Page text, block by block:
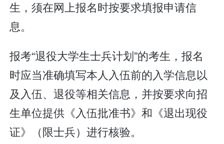
生，须在网上报名时按要求填报申请信
息。
报考“退役大学生士兵计划”的考生，报名
时应当准确填写本人入伍前的入学信息以
及入伍、退役等相关信息，并按要求向招
生单位提供《入伍批准书》和《退出现役
证》（限士兵）进行核验。